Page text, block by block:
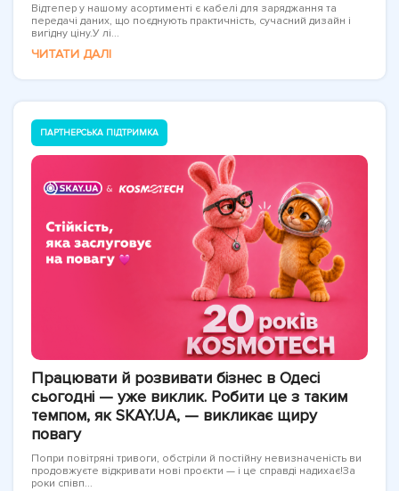
Відтепер у нашому асортименті є кабелі для заряджання та
передачі даних, що поєднують практичність, сучасний дизайн і
вигідну ціну.У лі...
ЧИТАТИ ДАЛІ
ПАРТНЕРСЬКА ПІДТРИМКА
Працювати й розвивати бізнес в Одесі
сьогодні — уже виклик. Робити це з таким
темпом, як SKAY.UA, — викликає щиру
повагу
Попри повітряні тривоги, обстріли й постійну невизначеність ви
продовжуєте відкривати нові проєкти — і це справді надихає!За
роки співп...